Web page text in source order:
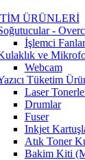
ÜRÜNLERİ
-
İşlemci
ve
Webcam
Tüketim
Laser
Drumlar
Fuser
Inkjet
Atık Toner
Bakim Kiti